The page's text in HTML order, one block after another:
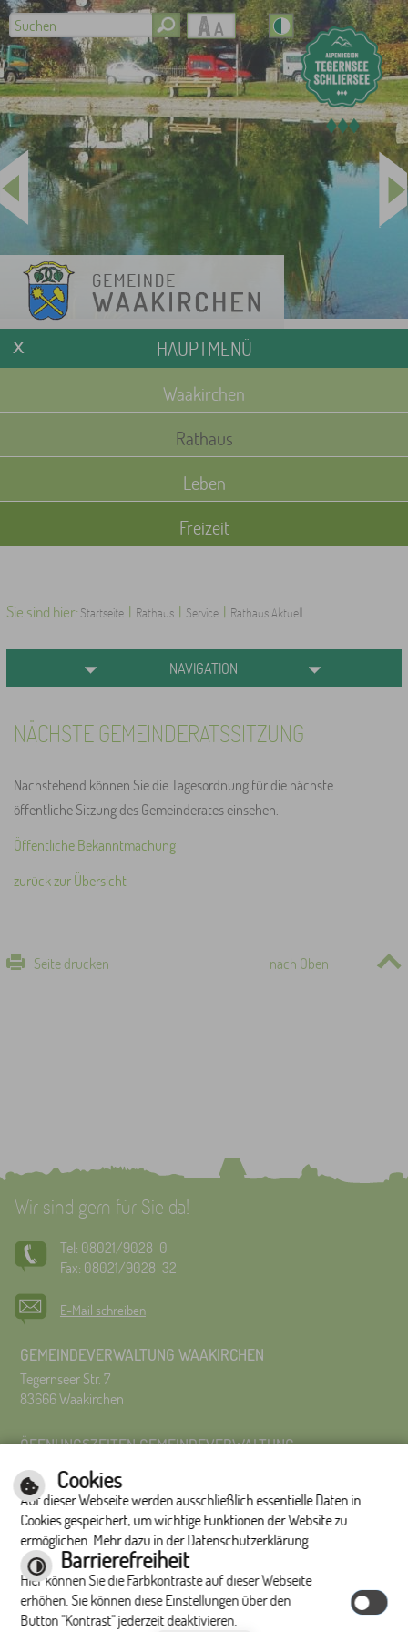
HAUPTMENÜ
Waakirchen
Rathaus
Leben
Freizeit
Sie sind hier: Startseite | Rathaus | Service | Rathaus Aktuell
NAVIGATION
NÄCHSTE GEMEINDERATSSITZUNG
Nachstehend können Sie die Tagesordnung für die nächste
öffentliche Sitzung des Gemeinderates einsehen.
Öffentliche Bekanntmachung
zurück zur Übersicht
Seite drucken nach Oben
Wir sind gern für Sie da!
Tel: 08021/9028-0
Fax: 08021/9028-32
E-Mail schreiben
GEMEINDEVERWALTUNG WAAKIRCHEN
Tegernseer Str. 7
83666 Waakirchen
ÖFFNUNGSZEITEN GEMEINDEVERWALTUNG
Montag bis Freitag 8:00 Uhr – 12:00 Uhr
Montag bis Donnerstag 14:00 – 16:00 Uhr
Es wird um Terminvereinbarung gebeten.
Impressum|Hilfe|Inhalt| Datenschutzerklärung
Optimiert für
mobile Endgeräte
Cookies
Auf dieser Webseite werden ausschließlich essentielle Daten in
Cookies gespeichert, um wichtige Funktionen der Website zu
ermöglichen. Mehr dazu in der Datenschutzerklärung
Barrierefreiheit
Hier können Sie die Farbkontraste auf dieser Webseite
erhöhen. Sie können diese Einstellungen über den
Button "Kontrast" jederzeit deaktivieren.